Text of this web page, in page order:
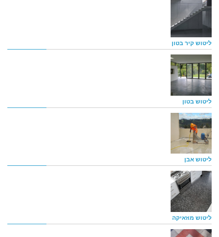
ליטוש קיר בטון
ליטוש בטון
ליטוש אבן
ליטוש מוזאיקה